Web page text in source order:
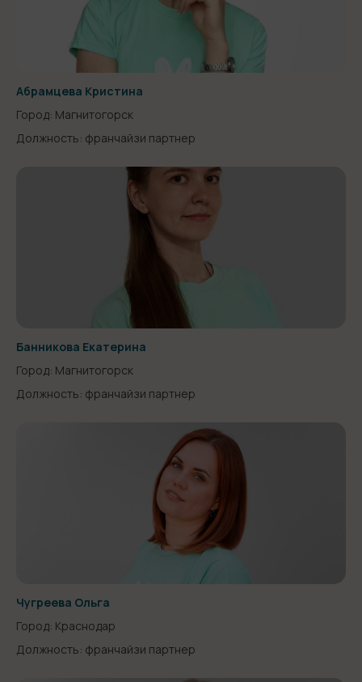
Абрамцева Кристина
Город: Магнитогорск
Должность: франчайзи партнер
Банникова Екатерина
Город: Магнитогорск
Должность: франчайзи партнер
Чугреева Ольга
Город: Краснодар
Должность: франчайзи партнер